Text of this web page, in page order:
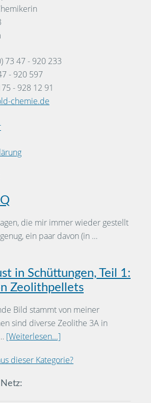
73 47 - 920 233
- 920 597
- 928 12 91
chemie.de
die mir immer wieder gestellt
ein paar davon (in …
in Schüttungen, Teil 1:
Zeolithpellets
Bild stammt von meiner
sind diverse Zeolithe 3A in
[Weiterlesen...]
dieser Kategorie?